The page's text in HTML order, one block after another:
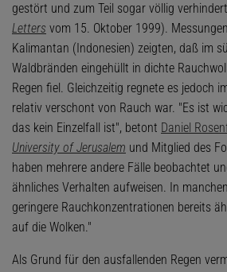
gestört und zum Teil sogar völlig
Letters vom 15. Oktober 1999).
Kalimantan (Indonesien) zeigten, daß im
Waldbränden eingehüllt in dichte
Regen fiel. Gleichzeitig regnete es jedoch
relativ verschont von Rauch war. "Es ist
das kein Einzelfall ist", betont Daniel
University of Jerusalem und Mitglied des
haben mehrere andere Fälle beobachtet
ähnliches Verhalten aufweisen. In
geringere Rauchkonzentrationen bereits
auf die Wolken."
Als Grund für den ausfallenden Regen